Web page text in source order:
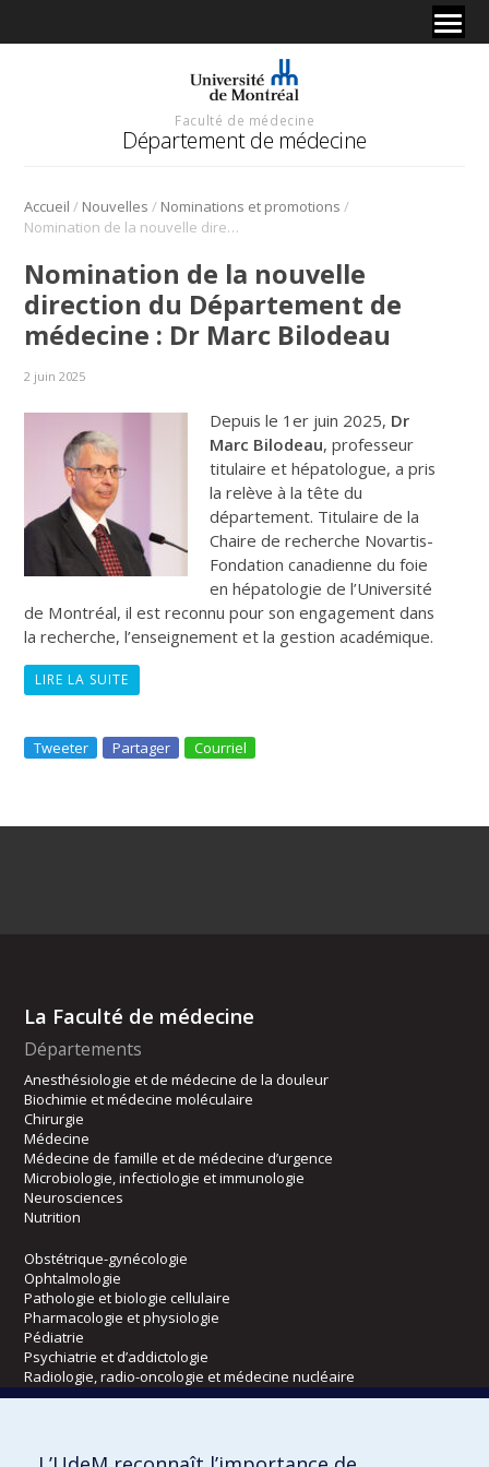
Faculté de médecine
Département de médecine
Accueil / Nouvelles / Nominations et promotions /
Nomination de la nouvelle direction du Département de médecine : Dr Marc Bilodeau
Nomination de la nouvelle
direction du Département de
médecine : Dr Marc Bilodeau
2 juin 2025
Depuis le 1er juin 2025, Dr
Marc Bilodeau, professeur
titulaire et hépatologue, a pris
la relève à la tête du
département. Titulaire de la
Chaire de recherche Novartis-
Fondation canadienne du foie
en hépatologie de l’Université
de Montréal, il est reconnu pour son engagement dans
la recherche, l’enseignement et la gestion académique.
LIRE LA SUITE
Tweeter Partager Courriel
La Faculté de médecine
Départements
Anesthésiologie et de médecine de la douleur
Biochimie et médecine moléculaire
Chirurgie
Médecine
Médecine de famille et de médecine d’urgence
Microbiologie, infectiologie et immunologie
Neurosciences
Nutrition
Obstétrique-gynécologie
Ophtalmologie
Pathologie et biologie cellulaire
Pharmacologie et physiologie
Pédiatrie
Psychiatrie et d’addictologie
Radiologie, radio-oncologie et médecine nucléaire